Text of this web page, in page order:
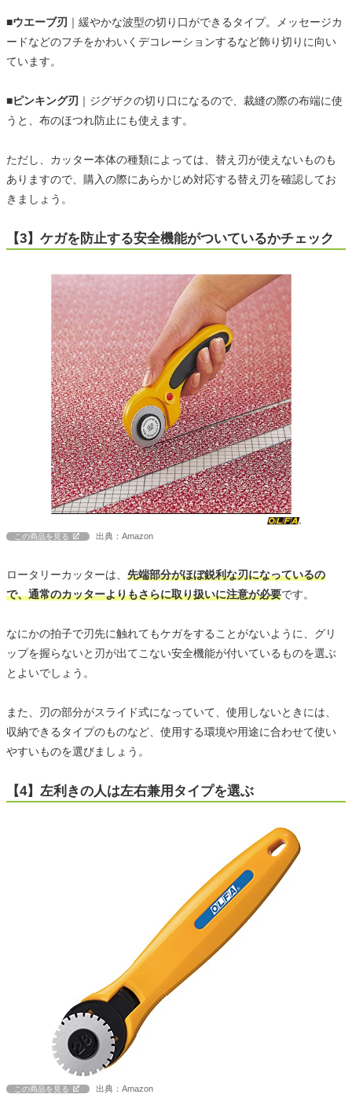
■ウエーブ刃 ｜緩やかな波型の切り口ができるタイプ。メッセージカ
ードなどのフチをかわいくデコレーションするなど飾り切りに向い
ています。
■ピンキング刃 ｜ジグザクの切り口になるので、裁縫の際の布端に使
うと、布のほつれ防止にも使えます。
ただし、カッター本体の種類によっては、替え刃が使えないものも
ありますので、購入の際にあらかじめ対応する替え刃を確認してお
きましょう。
【3】ケガを防止する安全機能がついているかチェック
この商品を見る 出典：Amazon
ロータリーカッターは、 先端部分がほぼ鋭利な刃になっているの
で、通常のカッターよりもさらに取り扱いに注意が必要です。
なにかの拍子で刃先に触れてもケガをすることがないように、グリ
ップを握らないと刃が出てこない安全機能が付いているものを選ぶ
とよいでしょう。
また、刃の部分がスライド式になっていて、使用しないときには、
収納できるタイプのものなど、使用する環境や用途に合わせて使い
やすいものを選びましょう。
【4】左利きの人は左右兼用タイプを選ぶ
この商品を見る 出典：Amazon